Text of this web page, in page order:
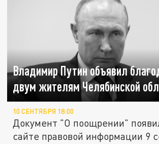
Владимир Путин объявил
двум жителям Челябинской
10 СЕНТЯБРЯ 18:00
Документ "О поощрении"
сайте правовой информации 9